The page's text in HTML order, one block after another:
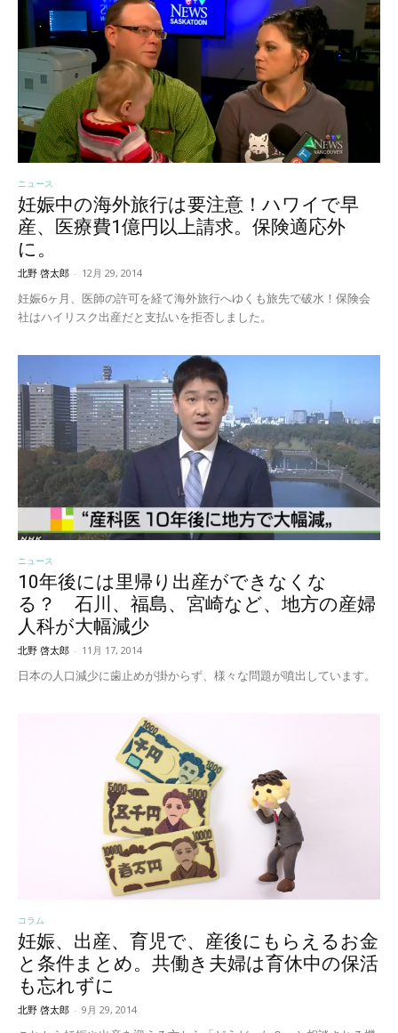
ニュース
妊娠中の海外旅行は要注意！ハワイで早
産、医療費1億円以上請求。保険適応外
に。
北野 啓太郎 - 12月 29, 2014
妊娠6ヶ月、医師の許可を経て海外旅行へゆくも旅先で破水！保険会
社はハイリスク出産だと支払いを拒否しました。
ニュース
10年後には里帰り出産ができなくな
る？ 石川、福島、宮崎など、地方の産婦
人科が大幅減少
北野 啓太郎 - 11月 17, 2014
日本の人口減少に歯止めが掛からず、様々な問題が噴出しています。
コラム
妊娠、出産、育児で、産後にもらえるお金
と条件まとめ。共働き夫婦は育休中の保活
も忘れずに
北野 啓太郎 - 9月 29, 2014